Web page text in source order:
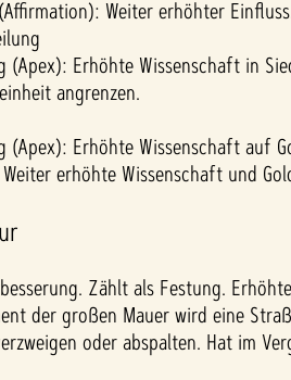
Weiter erhöhter
(Apex): Erhöhte Wissenschaft in
angrenzen.
(Apex): Erhöhte Wissenschaft auf
erhöhte Wissenschaft und
Zählt als Festung.
der großen Mauer wird eine
oder abspalten. Hat im